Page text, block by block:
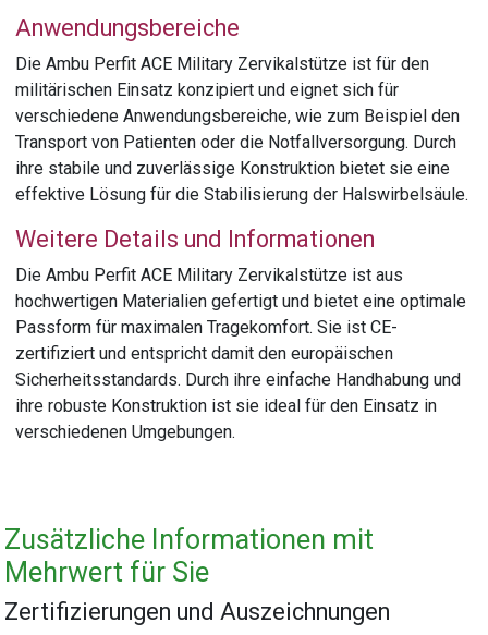
Anwendungsbereiche
Die Ambu Perfit ACE Military Zervikalstütze ist für den
militärischen Einsatz konzipiert und eignet sich für
verschiedene Anwendungsbereiche, wie zum Beispiel den
Transport von Patienten oder die Notfallversorgung. Durch
ihre stabile und zuverlässige Konstruktion bietet sie eine
effektive Lösung für die Stabilisierung der Halswirbelsäule.
Weitere Details und Informationen
Die Ambu Perfit ACE Military Zervikalstütze ist aus
hochwertigen Materialien gefertigt und bietet eine optimale
Passform für maximalen Tragekomfort. Sie ist CE-
zertifiziert und entspricht damit den europäischen
Sicherheitsstandards. Durch ihre einfache Handhabung und
ihre robuste Konstruktion ist sie ideal für den Einsatz in
verschiedenen Umgebungen.
Zusätzliche Informationen mit
Mehrwert für Sie
Zertifizierungen und Auszeichnungen